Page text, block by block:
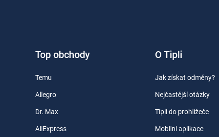
Top obchody
Temu
Allegro
Dr. Max
AliExpress
O Tipli
Jak získat odměny?
Nejčastější otázky
Tipli do prohlížeče
Mobilní aplikace